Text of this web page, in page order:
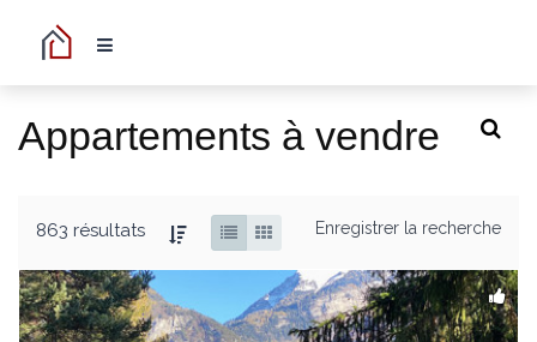
Appartements à vendre
863 résultats Enregistrer la recherche